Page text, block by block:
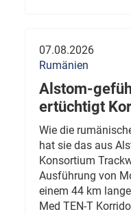
07.08.2026
Rumänien
Alstom-
ertüchtigt
Wie die
hat sie das aus
Konsortium
Ausführung von
einem 44 km
Med TEN-T